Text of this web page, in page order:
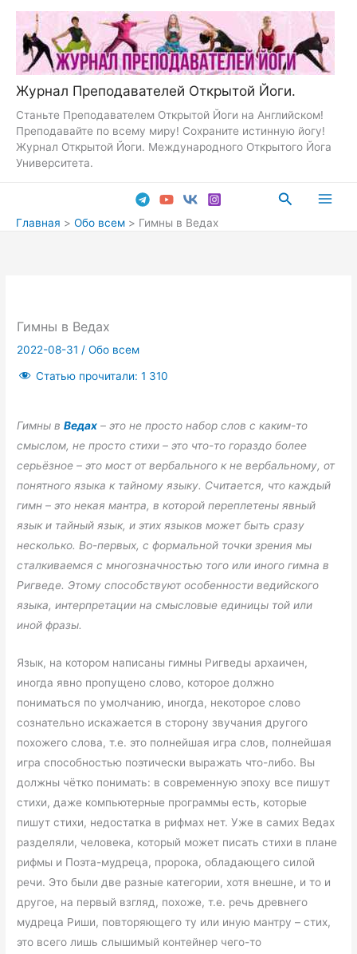
Перейти
содержимому
Журнал Преподавателей Открытой Йоги.
Станьте Преподавателем Открытой Йоги на Английском!
Преподавайте по всему миру! Сохраните истинную йогу!
Журнал Открытой Йоги. Международного Открытого Йога
Университета.
Поиск
Главная Обо всем Гимны в Ведах
Гимны в Ведах
2022-08-31 /Обо всем
Статью прочитали: 1 310
Гимны вВедах – это не просто набор слов с каким-то
смыслом, не просто стихи – это что-то гораздо более
серьёзное – это мост от вербального к не вербальному, от
понятного языка к тайному языку. Считается, что каждый
гимн – это некая мантра, в которой переплетены явный
язык и тайный язык, и этих языков может быть сразу
несколько. Во-первых, с формальной точки зрения мы
сталкиваемся с многозначностью того или иного гимна в
Ригведе. Этому способствуют особенности ведийского
языка, интерпретации на смысловые единицы той или
иной фразы.
Язык, на котором написаны гимны Ригведы архаичен,
иногда явно пропущено слово, которое должно
пониматься по умолчанию, иногда, некоторое слово
сознательно искажается в сторону звучания другого
похожего слова, т.е. это полнейшая игра слов, полнейшая
игра способностью поэтически выражать что-либо. Вы
должны чётко понимать: в современную эпоху все пишут
стихи, даже компьютерные программы есть, которые
пишут стихи, недостатка в рифмах нет. Уже в самих Ведах
разделяли, человека, который может писать стихи в плане
рифмы и Поэта-мудреца, пророка, обладающего силой
речи. Это были две разные категории, хотя внешне, и то и
другое, на первый взгляд, похоже, т.е. речь древнего
мудреца Риши, повторяющего ту или иную мантру – стих,
это всего лишь слышимый контейнер чего-то